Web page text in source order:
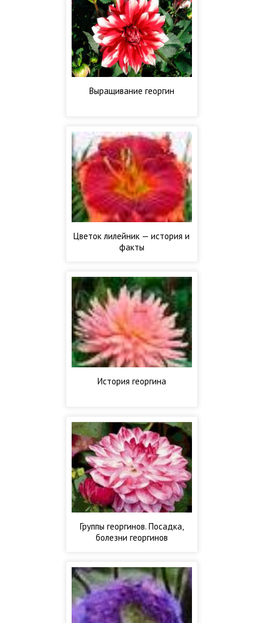
Выращивание георгин
Цветок лилейник — история и
факты
История георгина
Группы георгинов. Посадка,
болезни георгинов